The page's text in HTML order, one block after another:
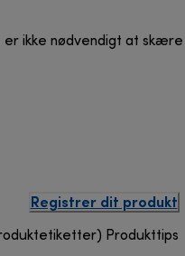
er ikke nødvendigt at
Registrer dit produkt
Produkttips